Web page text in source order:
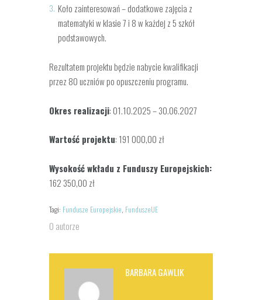
Koło zainteresowań – dodatkowe zajęcia z
matematyki w klasie 7 i 8 w każdej z 5 szkół
podstawowych.
Rezultatem projektu będzie nabycie kwalifikacji
przez 80 uczniów po opuszczeniu programu.
Okres realizacji: 01.10.2025 – 30.06.2027
Wartość projektu: 191 000,00 zł
Wysokość wkładu z Funduszy Europejskich:
162 350,00 zł
Tagi: Fundusze Europejskie FunduszeUE
O autorze
BARBARA GAWLIK